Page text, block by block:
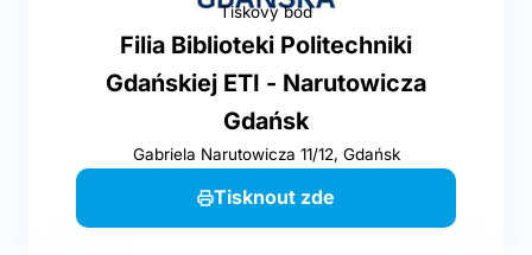
Tiskový bod
Filia Biblioteki Politechniki
Gdańskiej ETI - Narutowicza
Gdańsk
Gabriela Narutowicza 11/12, Gdańsk
Tisknout zde